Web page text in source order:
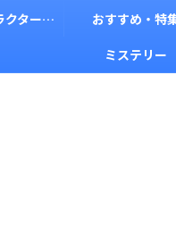
声優・キャラクター考察 おすすめ・特
ミステリー